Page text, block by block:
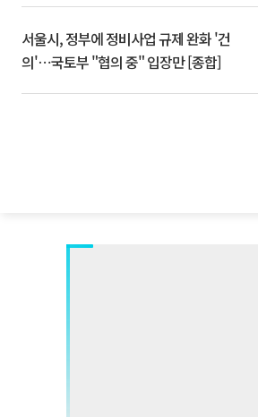
서울시, 정부에 정비사업 규제 완화 '건
의'⋯국토부 "협의 중" 입장만 [종합]